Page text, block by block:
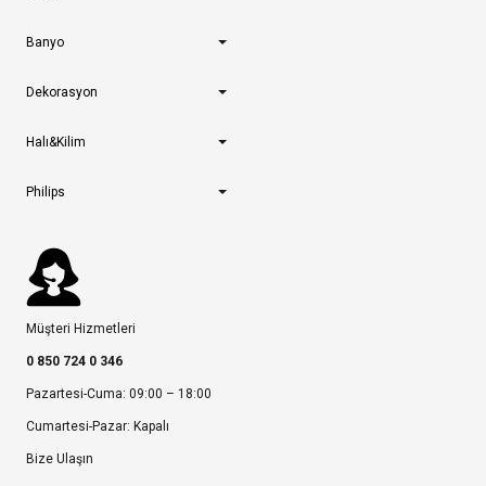
Banyo
Dekorasyon
Halı&Kilim
Philips
Müşteri Hizmetleri
0 850 724 0 346
Pazartesi-Cuma: 09:00 – 18:00
Cumartesi-Pazar: Kapalı
Bize Ulaşın